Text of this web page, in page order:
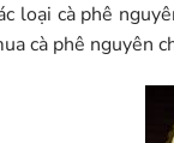
loại cà phê
cà phê nguyên